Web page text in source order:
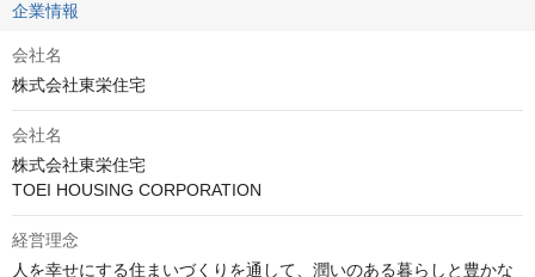
企業情報
会社名
株式会社東栄住宅
会社名
株式会社東栄住宅
TOEI HOUSING CORPORATION
経営理念
人を幸せにする住まいづくりを通して、潤いのある暮らしと豊かな